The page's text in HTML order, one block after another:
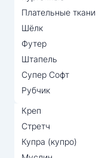
Плательные ткани
Шёлк
Футер
Штапель
Супер Софт
Рубчик
Креп
Стретч
Купра (купро)